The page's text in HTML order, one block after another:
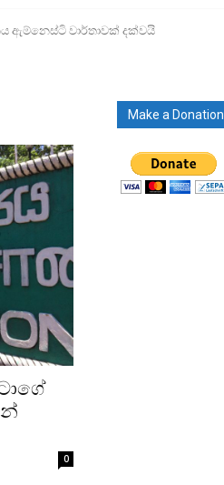
ඇම්නෙස්ටි වාර්තාවක් දක්වයි
0
Make a Donation